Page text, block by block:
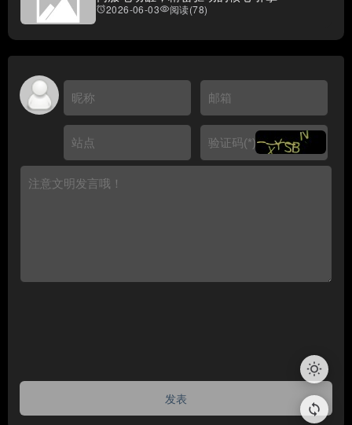
access_alarms2026-06-03visibility阅读(78)
🙏
😆
🙂
发表
wb_sunny
loop